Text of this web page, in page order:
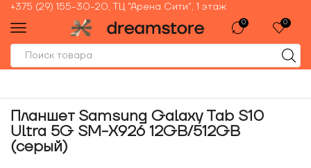
+375 (29) 155-30-20, ТЦ "Арена Сити", 1 этаж
0 0
Планшет Samsung Galaxy Tab S10
Ultra 5G SM-X926 12GB/512GB
(серый)